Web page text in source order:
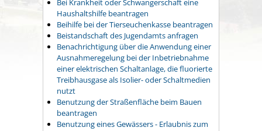
Bei Krankheit oder Schwangerschaft eine
Haushaltshilfe beantragen
Beihilfe bei der Tierseuchenkasse beantragen
Beistandschaft des Jugendamts anfragen
Benachrichtigung über die Anwendung einer
Ausnahmeregelung bei der Inbetriebnahme
einer elektrischen Schaltanlage, die fluorierte
Treibhausgase als Isolier- oder Schaltmedien
nutzt
Benutzung der Straßenfläche beim Bauen
beantragen
Benutzung eines Gewässers - Erlaubnis zum